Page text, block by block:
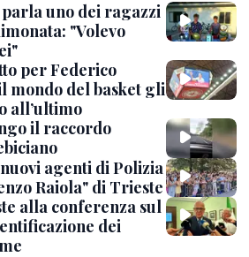
uno dei ragazzi
"Volevo
per Federico
mondo del basket gli
all’ultimo
il raccordo
agenti di Polizia
Raiola" di Trieste
alla conferenza sul
dei